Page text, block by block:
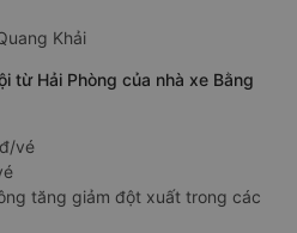
Khải
từ Hải Phòng của nhà xe Bằng
vé
tăng giảm đột xuất trong các